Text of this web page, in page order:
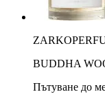
BUDDHA
Пътуване до